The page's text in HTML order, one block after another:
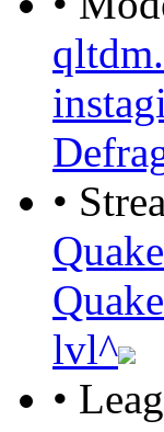
•
lvl^
•